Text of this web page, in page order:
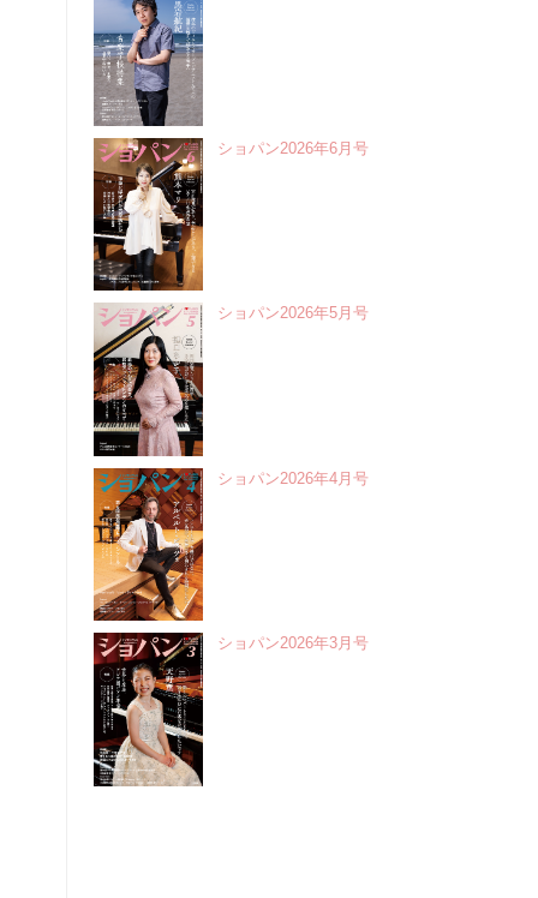
ショパン2026年6月号
ショパン2026年5月号
ショパン2026年4月号
ショパン2026年3月号